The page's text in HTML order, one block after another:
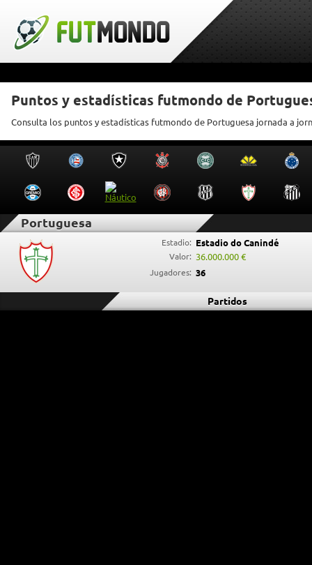
Puntos y estadísticas futmondo de
Consulta los puntos y estadísticas futmondo de Portuguesa jornada a
Portuguesa
Estadio: Estadio do Canindé
Valor: 36.000.000 €
Jugadores: 36
Partidos